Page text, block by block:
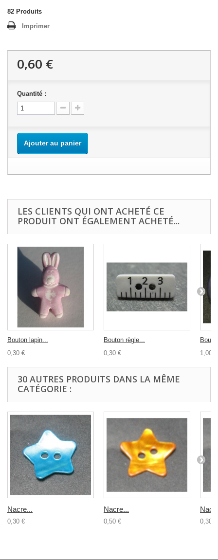
82 Produits
Imprimer
0,60 €
Quantité :
Ajouter au panier
LES CLIENTS QUI ONT ACHETÉ CE
PRODUIT ONT ÉGALEMENT ACHETÉ...
Bouton lapin...
0,30 €
Bouton règle...
0,30 €
1,00 €
30 AUTRES PRODUITS DANS LA MÊME
CATÉGORIE :
Nacre...
0,30 €
Nacre...
0,50 € 0,30 €